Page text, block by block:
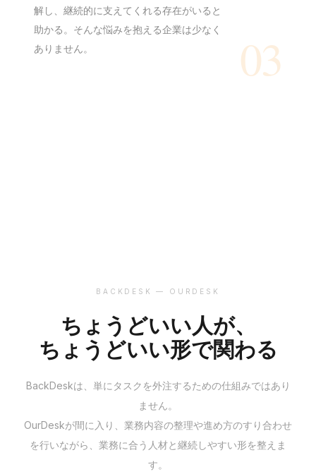
解し、継続的に支えてくれる存在がいると
助かる。そんな悩みを抱える企業は少なく
ありません。
03
BACKDESK — OURDESK
ちょうどいい人が、
ちょうどいい形で関わる
BackDeskは、単にタスクを外注するための仕組みではあり
ません。
OurDeskが間に入り、業務内容の整理や進め方のすり合わせ
を行いながら、業務に合う人材と継続しやすい形を整えま
す。